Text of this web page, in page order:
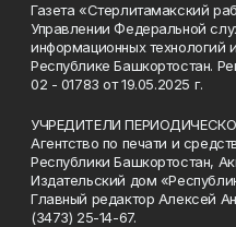
Газета «Стерлитамакский
Управлении Федеральной
информационных
Республике Башкортостан.
02 - 01783 от 19.05.2025 г.
УЧРЕДИТЕЛИ
Агентство по печати и
Республики Башкортостан,
Издательский дом
Главный редактор Алексей
(3473) 25-14-67.